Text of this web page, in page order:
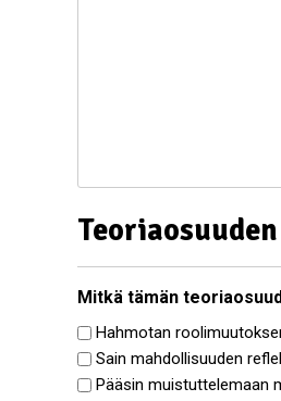
Mitkä tämän
Hahmotan
Sain mahdollisuuden
Pääsin muistuttelemaan